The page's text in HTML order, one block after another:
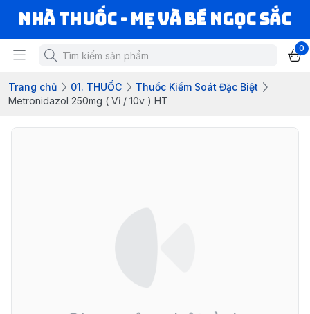
Nhà Thuốc - Mẹ và Bé Ngọc Sắc
0
Trang chủ 01. THUỐC
Thuốc Kiểm Soát Đặc Biệt
Metronidazol 250mg ( Vỉ / 10v ) HT